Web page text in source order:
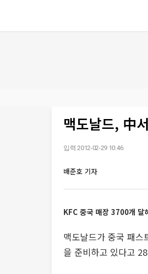
맥도날드, 中
입력 2012-02-29 10:46
배준호 기자
KFC 중국 매장 3700개
맥도날드가 중국 패스
을 준비하고 있다고